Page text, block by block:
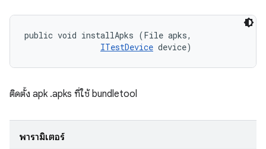
public void installApks (File apks,
ITestDevice device)
ติดตั้ง apk .apks ที่ใช้ bundletool
พารามิเตอร์